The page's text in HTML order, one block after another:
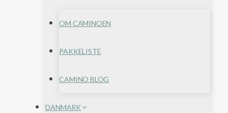
OM CAMINOEN
PAKKELISTE
CAMINO BLOG
DANMARK